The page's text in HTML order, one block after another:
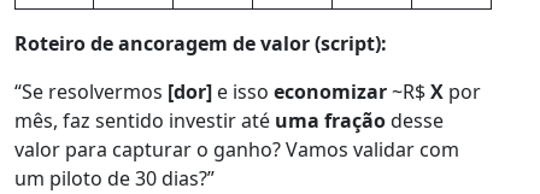
Roteiro de ancoragem de valor (script):
“Se resolvermos [dor] e isso economizar~R$X por
mês, faz sentido investir até uma fraçãodesse
valor para capturar o ganho? Vamos validar com
um piloto de 30 dias?”